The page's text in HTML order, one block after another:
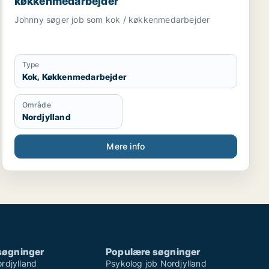
Johnny søger job som kok / køkkenmedarbejder
Type
Kok, Køkkenmedarbejder
Område
Nordjylland
Mere info
Populære søgninger
Psykolog job Nordjylland